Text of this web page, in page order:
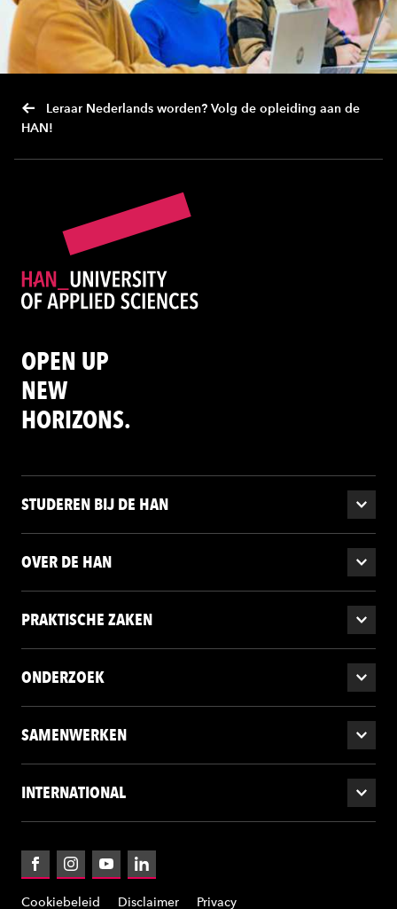
Leraar Nederlands worden? Volg de opleiding aan de
HAN!
OPEN UP
NEW
HORIZONS.
STUDEREN BIJ DE HAN
OVER DE HAN
PRAKTISCHE ZAKEN
ONDERZOEK
SAMENWERKEN
INTERNATIONAL
FacebookInstagramYouTubeLinkedIn
Cookiebeleid Disclaimer Privacy